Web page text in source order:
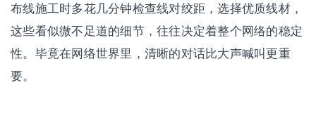
布线施工时多花几分钟检查线对绞距，选择优质线材，
这些看似微不足道的细节，往往决定着整个网络的稳定
性。毕竟在网络世界里，清晰的对话比大声喊叫更重
要。